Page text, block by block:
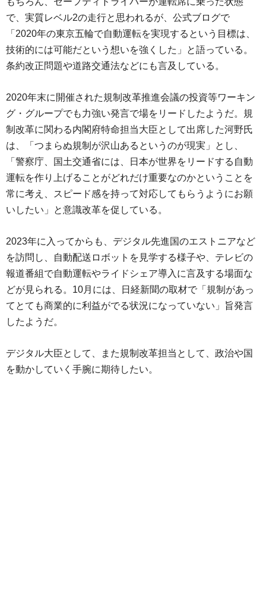
で、実質レベル2の走行と思われるが、公式ブログで
「2020年の東京五輪で自動運転を実現するという目標は、
技術的には可能だという想いを強くした」と語っている。
条約改正問題や道路交通法などにも言及している。
2020年末に開催された規制改革推進会議の投資等ワーキン
グ・グループでも力強い発言で場をリードしたようだ。規
制改革に関わる内閣府特命担当大臣として出席した河野氏
は、「つまらぬ規制が沢山あるというのが現実」とし、
「警察庁、国土交通省には、日本が世界をリードする自動
運転を作り上げることがどれだけ重要なのかということを
常に考え、スピード感を持って対応してもらうようにお願
いしたい」と意識改革を促している。
2023年に入ってからも、デジタル先進国のエストニアなど
を訪問し、自動配送ロボットを見学する様子や、テレビの
報道番組で自動運転やライドシェア導入に言及する場面な
どが見られる。10月には、日経新聞の取材で「規制があっ
てとても商業的に利益がでる状況になっていない」旨発言
したようだ。
デジタル大臣として、また規制改革担当として、政治や国
を動かしていく手腕に期待したい。